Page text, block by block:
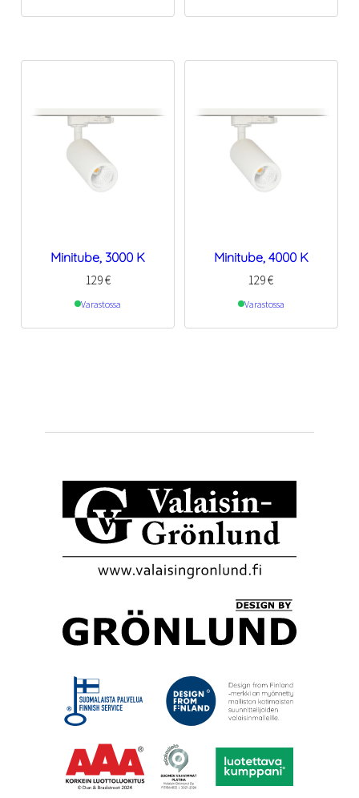
Minitube, 3000 K
129€
Varastossa
Minitube, 4000 K
129€
Varastossa